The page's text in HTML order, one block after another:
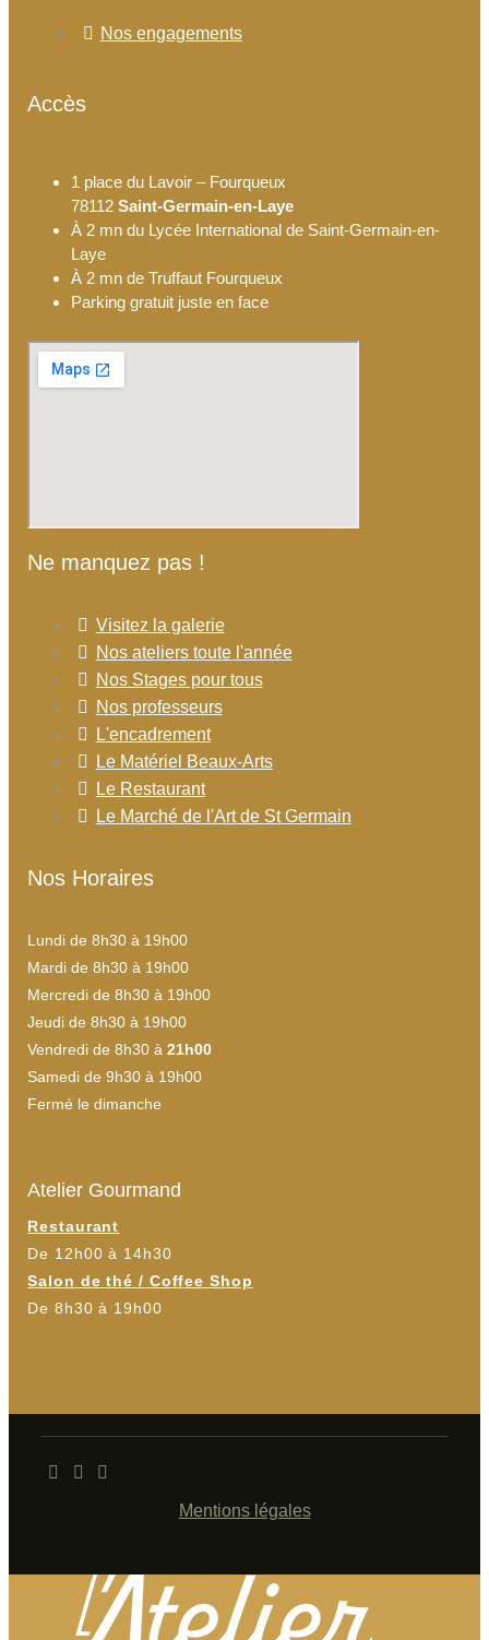
Nos engagements
Accès
1 place du Lavoir – Fourqueux
78112Saint-Germain-en-Laye
À 2 mn du Lycée International de Saint-Germain-en-
Laye
À 2 mn de Truffaut Fourqueux
Parking gratuit juste en face
Ne manquez pas !
Visitez la galerie
Nos ateliers toute l'année
Nos Stages pour tous
Nos professeurs
L'encadrement
Le Matériel Beaux-Arts
Le Restaurant
Le Marché de l'Art de St Germain
Nos Horaires
Lundi de 8h30 à 19h00
Mardi de 8h30 à 19h00
Mercredi de 8h30 à 19h00
Jeudi de 8h30 à 19h00
Vendredi de 8h30 à21h00
Samedi de 9h30 à 19h00
Fermé le dimanche
Atelier Gourmand
Restaurant
De 12h00 à 14h30
Salon de thé / Coffee Shop
De 8h30 à 19h00
Mentions légales